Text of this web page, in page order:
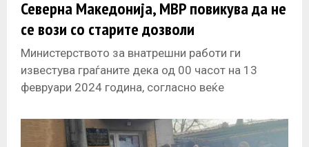
Северна Македонија, МВР повикува да не
се вози со старите дозволи
Министерството за внатрешни работи ги
известува граѓаните дека од 00 часот на 13
февруари 2024 година, согласно веќе